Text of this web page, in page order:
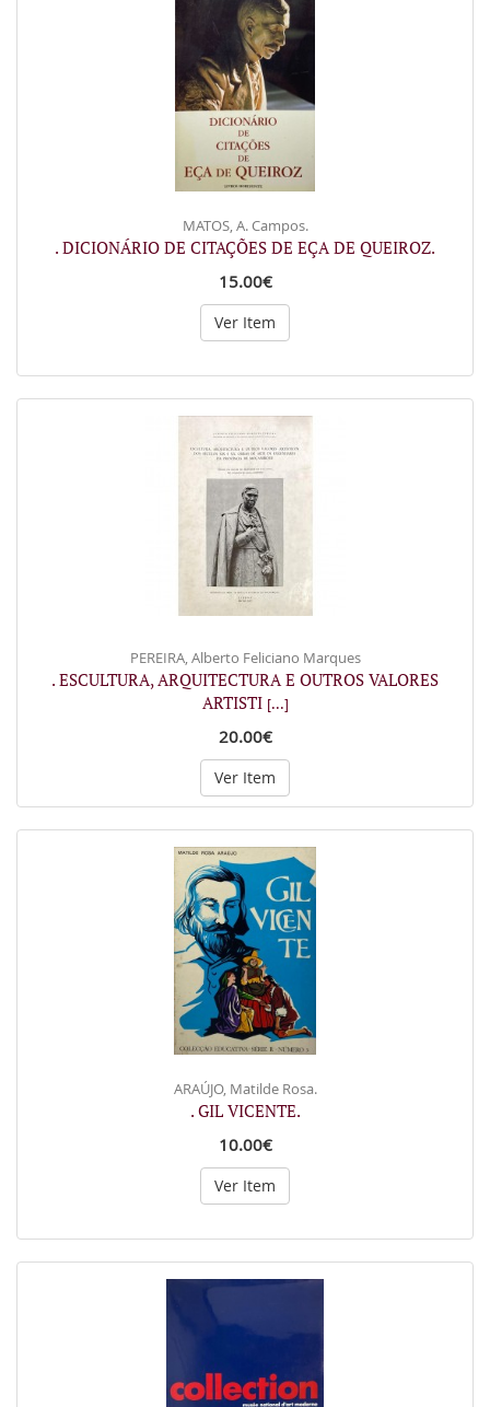
MATOS, A. Campos.
. DICIONÁRIO DE CITAÇÕES DE EÇA DE QUEIROZ.
15.00€
Ver Item
PEREIRA, Alberto Feliciano Marques
. ESCULTURA, ARQUITECTURA E OUTROS VALORES
ARTISTI [...]
20.00€
Ver Item
ARAÚJO, Matilde Rosa.
. GIL VICENTE.
10.00€
Ver Item